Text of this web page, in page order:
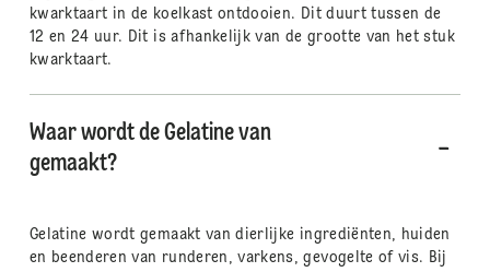
kwarktaart in de koelkast ontdooien. Dit duurt tussen de
12 en 24 uur. Dit is afhankelijk van de grootte van het stuk
kwarktaart.
Waar wordt de Gelatine van
gemaakt?
Gelatine wordt gemaakt van dierlijke ingrediënten, huiden
en beenderen van runderen, varkens, gevogelte of vis. Bij